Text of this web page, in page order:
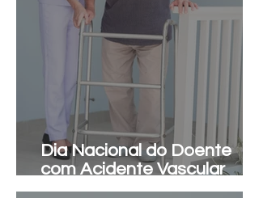
Dia Nacional do Doente
com Acidente Vascular
Cerebral.